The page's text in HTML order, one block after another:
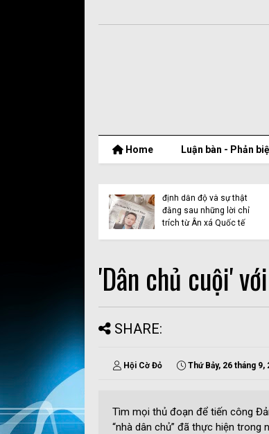
Home Luận bàn - Phản
định dẫn độ và sự thật
đằng sau những lời chỉ
trích từ Ân xá Quốc tế
'Dân chủ cuội'
SHARE:
Hội Cờ Đỏ Thứ Bảy, 26 tháng 9,
Tìm mọi thủ đoạn để tiến công
“nhà dân chủ” đã thực hiện trong